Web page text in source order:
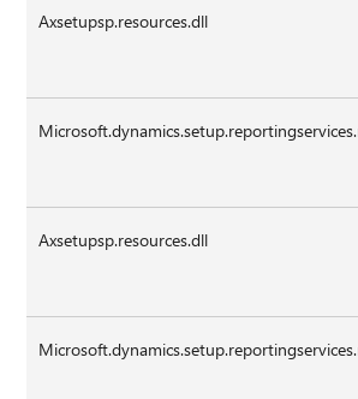
Axsetupsp.resources.dll
Axsetupsp.resources.dll